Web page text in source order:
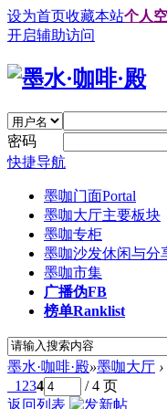
设为首页收藏本站个人
开启辅助访问
密码
快捷导航
墨咖门面Portal
墨咖大厅主要板块
墨咖专柜
墨咖沙发休闲与分
墨咖市集
广播伪FB
榜单Ranklist
墨水·咖啡·殿»墨咖大厅 ›
1 234
/ 4 页
返回列表